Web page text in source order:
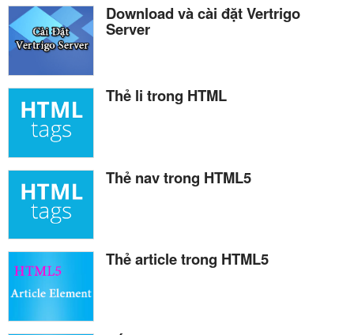
Download và cài đặt Vertrigo
Server
Thẻ li trong HTML
Thẻ nav trong HTML5
Thẻ article trong HTML5